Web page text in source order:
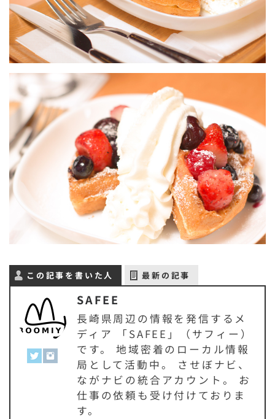
この記事を書いた人 最新の記事
SAFEE
長崎県周辺の情報を発信するメ
ディア 「SAFEE」（サフィー）
です。 地域密着のローカル情報
局として活動中。 させぼナビ、
ながナビの統合アカウント。 お
仕事の依頼も受け付けておりま
す。